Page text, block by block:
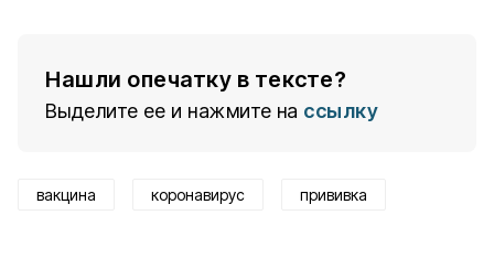
Нашли опечатку в тексте?
Выделите ее и нажмите на ссылку
вакцина коронавирус прививка